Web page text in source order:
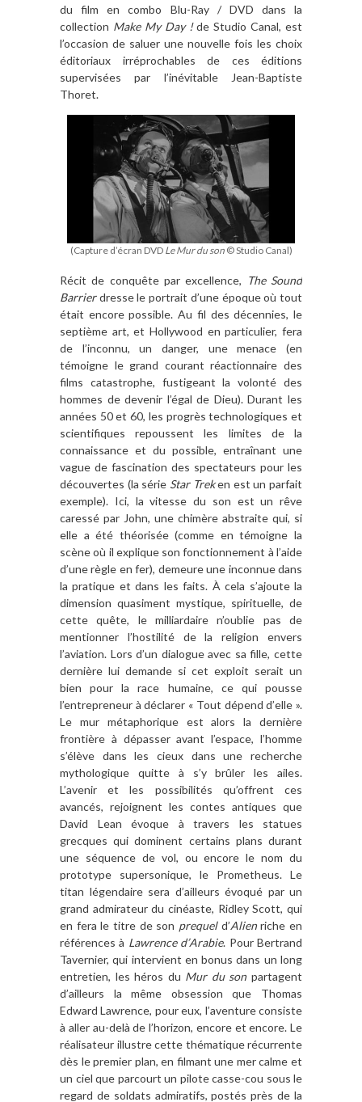
du film en combo Blu-Ray / DVD dans la
collection Make My Day !de Studio Canal, est
l’occasion de saluer une nouvelle fois les choix
éditoriaux irréprochables de ces éditions
supervisées par l’inévitable Jean-Baptiste
Thoret.
(Capture d’écran DVD Le Mur du son© Studio Canal)
Récit de conquête par excellence, The Sound
Barrierdresse le portrait d’une époque oùtout
était encore possible. Au fil des décennies, le
septième art, et Hollywood en particulier, fera
de l’inconnu, un danger, une menace (en
témoigne le grand courant réactionnaire des
films catastrophe, fustigeant la volonté des
hommes de devenir l’égal de Dieu). Durant les
années 50 et 60, les progrès technologiques et
scientifiques repoussent les limites de la
connaissance et du possible, entraînant une
vague de fascination des spectateurs pour les
découvertes (la série Star Treken est un parfait
exemple). Ici, la vitesse du son est un rêve
caressé par John, une chimère abstraite qui, si
elle a été théorisée (comme en témoigne la
scène où il explique son fonctionnement à l’aide
d’une règle en fer), demeure une inconnue dans
la pratique et dans les faits. À cela s’ajoute la
dimension quasiment mystique, spirituelle, de
cette quête, le milliardaire n’oublie pas de
mentionner l’hostilité de la religion envers
l’aviation. Lors d’un dialogue avec sa fille, cette
dernière lui demande si cet exploit serait un
bien pour la race humaine, ce qui pousse
l’entrepreneur à déclarer « Tout dépend d’elle ».
Le mur métaphorique est alors la dernière
frontière à dépasser avant l’espace, l’homme
s’élève dans les cieux dans une recherche
mythologique quitte à s’y brûler les ailes.
L’avenir et les possibilités qu’offrent ces
avancés, rejoignent les contes antiques que
David Lean évoque à travers les statues
grecques qui dominent certains plans durant
une séquence de vol, ou encore le nom du
prototype supersonique, le Prometheus. Le
titan légendaire sera d’ailleurs évoqué par un
grand admirateur du cinéaste, Ridley Scott, qui
en fera le titre de son prequeld’Alienriche en
référencesà Lawrence d’Arabie. Pour Bertrand
Tavernier, qui intervient en bonus dans un long
entretien, les héros du Mur du sonpartagent
d’ailleurs la même obsession que Thomas
Edward Lawrence, pour eux, l’aventure consiste
à aller au-delàde l’horizon, encore et encore. Le
réalisateur illustre cette thématique récurrente
dès le premier plan, en filmant une mer calme et
un ciel que parcourt un pilote casse-cou sous le
regard de soldats admiratifs, postés près de la